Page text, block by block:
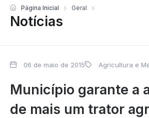
Notícias
Página Inicial Geral
06 de maio de 2015 Agricultura e
Município garante a
de mais um trator